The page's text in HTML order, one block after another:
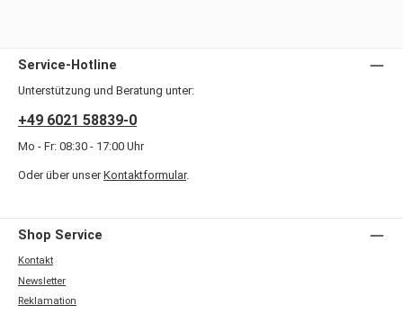
Service-Hotline
Unterstützung und Beratung unter:
+49 6021 58839-0
Mo - Fr: 08:30 - 17:00 Uhr
Oder über unser Kontaktformular.
Shop Service
Kontakt
Newsletter
Reklamation